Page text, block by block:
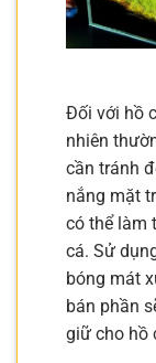
Đối với hồ
nhiên
cần tránh
nắng mặt
có thể làm
cá. Sử
bóng mát
bán phần
giữ cho hồ